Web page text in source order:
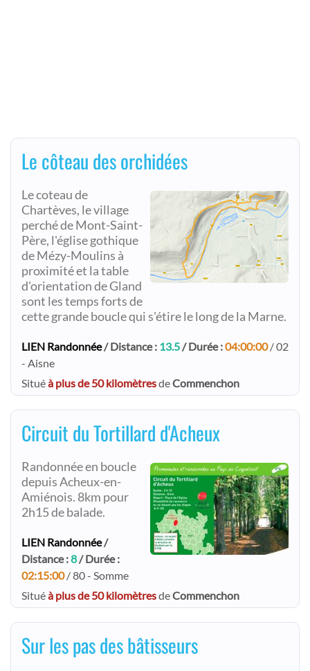
Le côteau des orchidées
Le coteau de
Chartèves, le village
perché de Mont-Saint-
Père, l'église gothique
de Mézy-Moulins à
proximité et la table
d'orientation de Gland
sont les temps forts de
cette grande boucle qui s'étire le long de la Marne.
LIEN Randonnée/ Distance : 13.5/ Durée :04:00:00/ 02
- Aisne
Situéà plus de 50 kilomètresdeCommenchon
Circuit du Tortillard d'Acheux
Randonnée en boucle
depuis Acheux-en-
Amiénois. 8km pour
2h15 de balade.
LIEN Randonnée/
Distance :8/ Durée :
02:15:00/ 80 - Somme
Situéà plus de 50 kilomètresdeCommenchon
Sur les pas des bâtisseurs